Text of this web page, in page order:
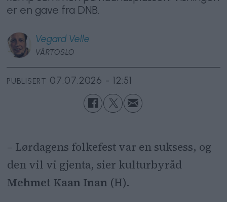
er en gave fra DNB.
Vegard Velle
VÅRTOSLO
PUBLISERT 07.07.2026 - 12:51
– Lørdagens folkefest var en suksess, og
den vil vi gjenta, sier kulturbyråd
Mehmet Kaan Inan (H).